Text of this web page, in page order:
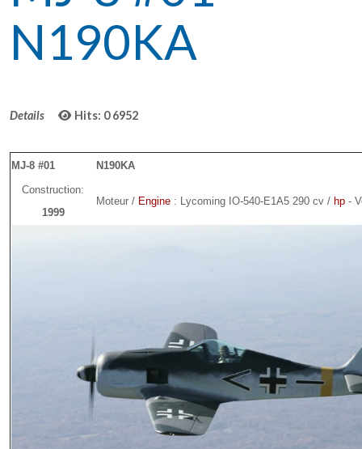
N190KA
Details Hits: 06952
MJ-8 #01
N190KA
Construction:
1999
Moteur / Engine : Lycoming IO-540-E1A5 290 cv / hp -